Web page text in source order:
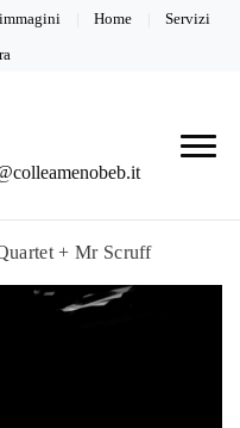
Home Servizi
+ Mr Scruff